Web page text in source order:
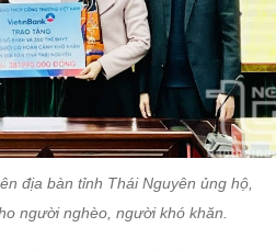
địa bàn tỉnh Thái Nguyên ủng hộ,
người nghèo, người khó khăn.